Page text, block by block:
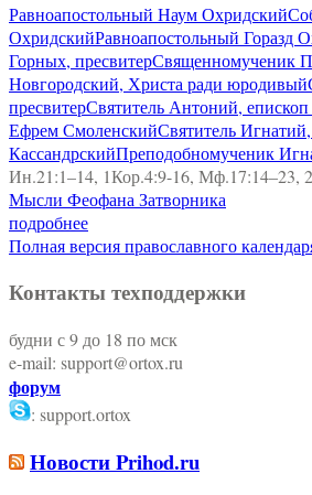
Равноапостольный Наум Охридский
ОхридскийРавноапостольный Горазд
Горных, пресвитерСвященномученик
Новгородский, Христа ради юродивый
пресвитерСвятитель Антоний,
Ефрем СмоленскийСвятитель
КассандрскийПреподобномученик
Ин.21:1–14, 1Кор.4:9-16, Мф.17:14–23,
Мысли Феофана Затворника
подробнее
Полная версия православного
Контакты техподдержки
будни с 9 до 18 по мск
e-mail: support@ortox.ru
форум
: support.ortox
Новости Prihod.ru